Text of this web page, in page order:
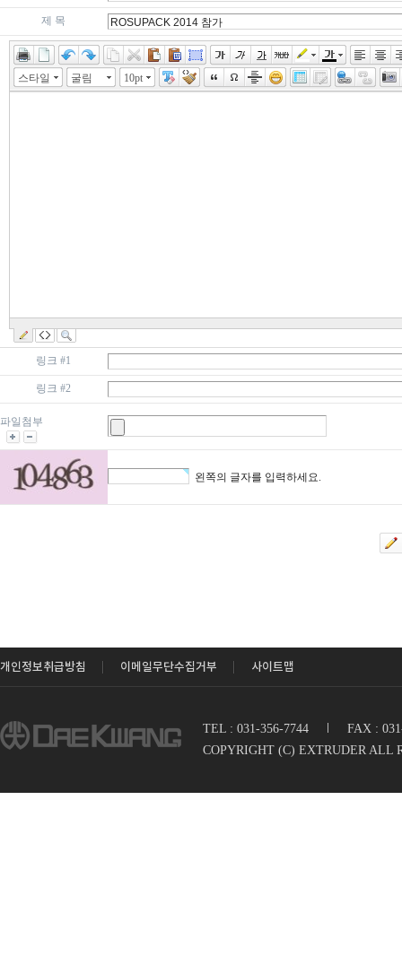
제 목
스타일 굴림 10pt
링크 #1
링크 #2
파일첨부
왼쪽의 글자를 입력하세요.
개인정보취급방침 이메일무단수집거부 사이트맵
TEL : 031-356-7744
FAX :
COPYRIGHT (C) EXTRUDER ALL